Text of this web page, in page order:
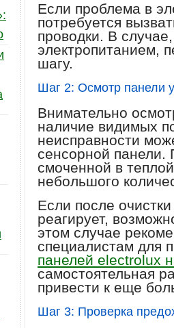
Если проблема в
потребуется
проводки. В
электропитанием,
шагу.
Шаг 2: Осмотр панели
Внимательно
наличие видимых
неисправности
сенсорной панели.
смоченной в
небольшого
Если после
реагирует,
этом случае
специалистам для
панелей electrolux
самостоятельная
привести к еще
Шаг 3: Проверка